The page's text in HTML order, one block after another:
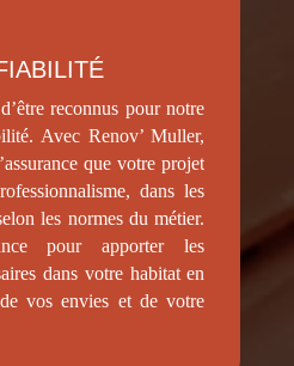
reconnus pour notre
Avec Renov’ Muller,
que votre projet
dans les
les normes du métier.
pour apporter les
dans votre habitat en
vos envies et de votre